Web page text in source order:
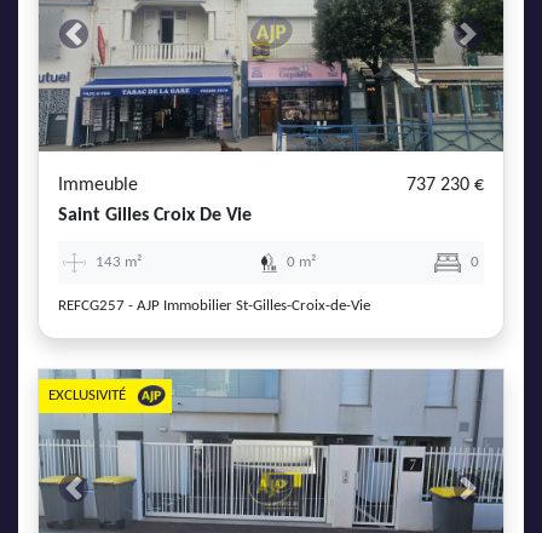
Previous Next
Immeuble
737 230 €
Saint Gilles Croix De Vie
143 m² 0 m² 0
REFCG257 - AJP Immobilier St-Gilles-Croix-de-Vie
Previous Next
EXCLUSIVITÉ